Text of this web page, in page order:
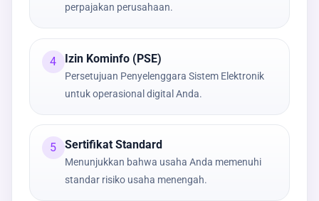
perpajakan perusahaan.
4 Izin Kominfo (PSE)
Persetujuan Penyelenggara Sistem Elektronik
untuk operasional digital Anda.
5 Sertifikat Standard
Menunjukkan bahwa usaha Anda memenuhi
standar risiko usaha menengah.